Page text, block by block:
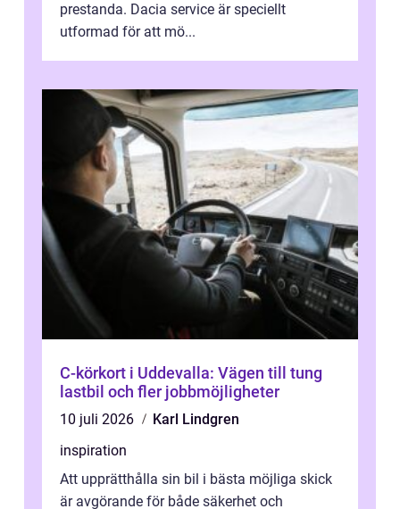
prestanda. Dacia service är speciellt
utformad för att mö...
C-körkort i Uddevalla: Vägen till tung
lastbil och fler jobbmöjligheter
10 juli 2026
Karl Lindgren
inspiration
Att upprätthålla sin bil i bästa möjliga skick
är avgörande för både säkerhet och